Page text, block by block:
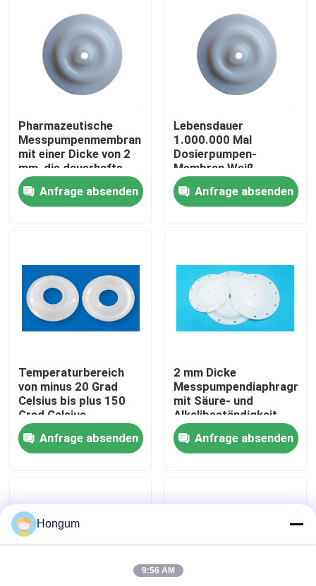
Zu Hause
Über uns
Werksbesichtigung
Neuigkeiten
Rechtssachen
Gummimembrandichtungen
Ventil-Gummimembran
Pharmazeutische
Messpumpenmembran
mit einer Dicke von 2
mm, die dauerhafte
und präzise Lösungen
für chemische
Messungen bietet
Anfrage absenden
Lebensdauer
1.000.000 Mal
Dosierpumpen-
Membran Weiß
Wartungsarm
Langlebiges Ersatzteil
für industrielle
Anfrage absenden
Temperaturbereich
von minus 20 Grad
Celsius bis plus 150
Grad Celsius
Membranmesspumpe,
die eine Lebensdauer
von 1000000 Mal für
Anfrage absenden
2 mm Dicke
Messpumpendiaphragma
mit Säure- und
Alkalibeständigkeit
und langen
Lebensdauer
Anfrage absenden
Hongum
9:56 AM